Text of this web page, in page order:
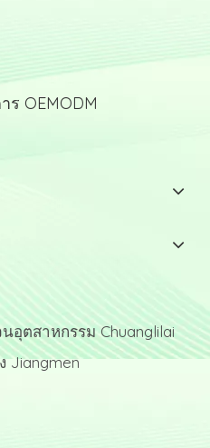
ร OEMODM
อุตสาหกรรม Chuanglilai
Jiangmen